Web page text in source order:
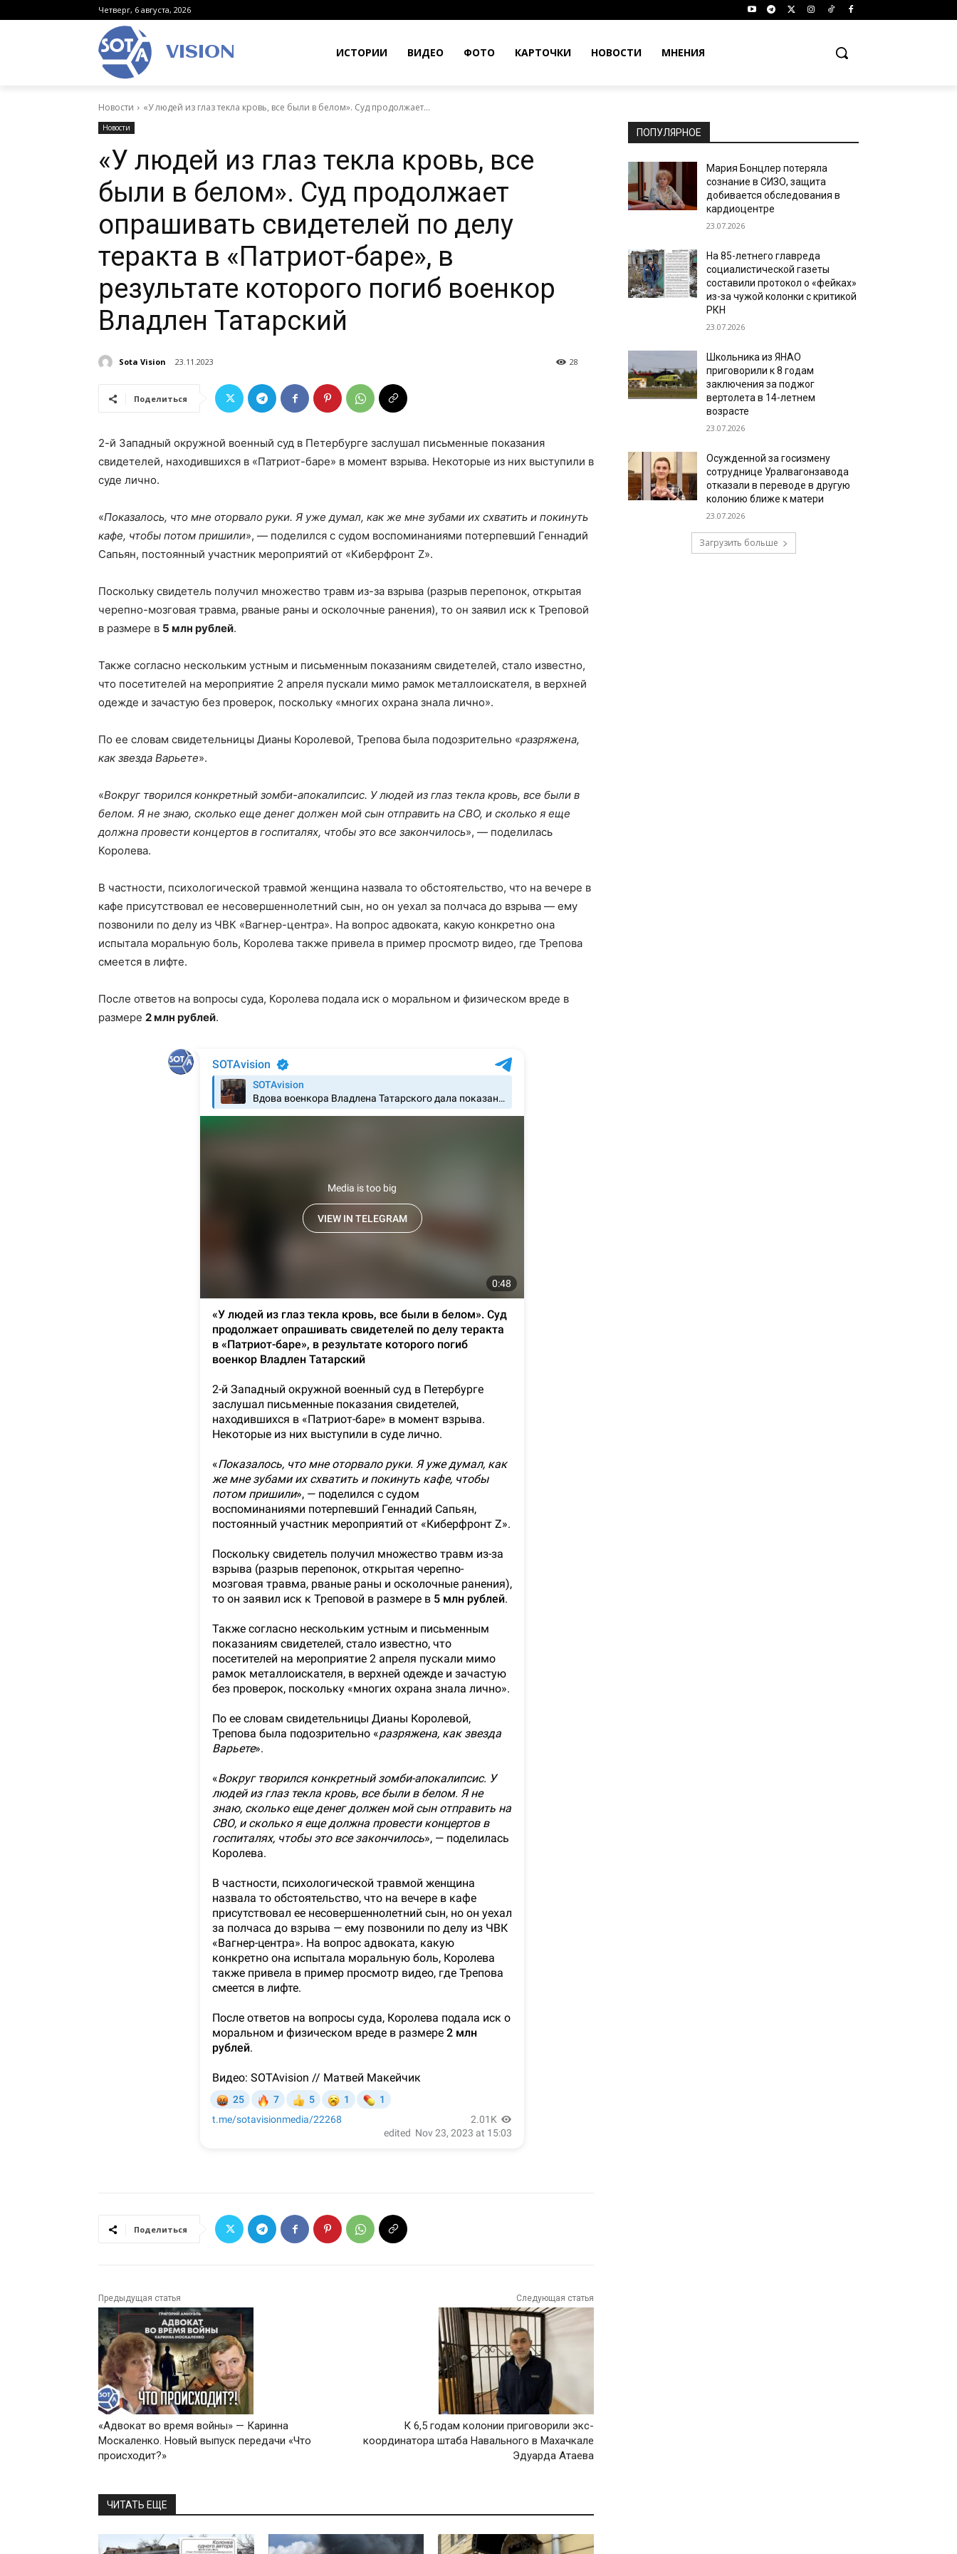
Четверг, 6 августа, 2026
VISION ИСТОРИИ ВИДЕО ФОТО КАРТОЧКИ НОВОСТИ МНЕНИЯ
Новости «У людей из глаз текла кровь, все были в белом». Суд продолжает...
Новости
«У людей из глаз текла кровь, все
были в белом». Суд продолжает
опрашивать свидетелей по делу
теракта в «Патриот-баре», в
результате которого погиб военкор
Владлен Татарский
Sota Vision 23.11.2023 28
Поделиться
2-й Западный окружной военный суд в Петербурге заслушал письменные показания
свидетелей, находившихся в «Патриот-баре» в момент взрыва. Некоторые из них выступили в
суде лично.
«Показалось, что мне оторвало руки. Я уже думал, как же мне зубами их схватить и покинуть
кафе, чтобы потом пришили», — поделился с судом воспоминаниями потерпевший Геннадий
Сапьян, постоянный участник мероприятий от «Киберфронт Z».
Поскольку свидетель получил множество травм из-за взрыва (разрыв перепонок, открытая
черепно-мозговая травма, рваные раны и осколочные ранения), то он заявил иск к Треповой
в размере в 5 млн рублей.
Также согласно нескольким устным и письменным показаниям свидетелей, стало известно,
что посетителей на мероприятие 2 апреля пускали мимо рамок металлоискателя, в верхней
одежде и зачастую без проверок, поскольку «многих охрана знала лично».
По ее словам свидетельницы Дианы Королевой, Трепова была подозрительно «разряжена,
как звезда Варьете».
«Вокруг творился конкретный зомби-апокалипсис. У людей из глаз текла кровь, все были в
белом. Я не знаю, сколько еще денег должен мой сын отправить на СВО, и сколько я еще
должна провести концертов в госпиталях, чтобы это все закончилось», — поделилась
Королева.
В частности, психологической травмой женщина назвала то обстоятельство, что на вечере в
кафе присутствовал ее несовершеннолетний сын, но он уехал за полчаса до взрыва — ему
позвонили по делу из ЧВК «Вагнер-центра». На вопрос адвоката, какую конкретно она
испытала моральную боль, Королева также привела в пример просмотр видео, где Трепова
смеется в лифте.
После ответов на вопросы суда, Королева подала иск о моральном и физическом вреде в
размере 2 млн рублей.
Поделиться
Предыдущая статья
«Адвокат во время войны» — Каринна
Москаленко. Новый выпуск передачи «Что
происходит?»
Следующая статья
К 6,5 годам колонии приговорили экс-
координатора штаба Навального в Махачкале
Эдуарда Атаева
ЧИТАТЬ ЕЩЕ
ПОПУЛЯРНОЕ
Мария Бонцлер потеряла
сознание в СИЗО, защита
добивается обследования в
кардиоцентре
23.07.2026
На 85-летнего главреда
социалистической газеты
составили протокол о «фейках»
из-за чужой колонки с критикой
РКН
23.07.2026
Школьника из ЯНАО
приговорили к 8 годам
заключения за поджог
вертолета в 14-летнем
возрасте
23.07.2026
Осужденной за госизмену
сотруднице Уралвагонзавода
отказали в переводе в другую
колонию ближе к матери
23.07.2026
Загрузить больше